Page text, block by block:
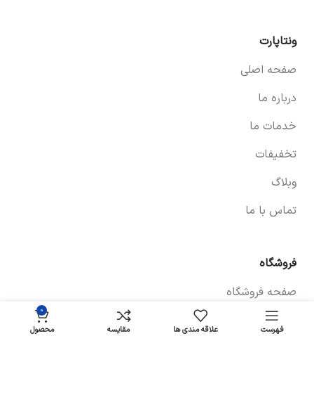
ونتاپارت
صفحه اصلی
درباره ما
خدمات ما
تخفیفات
وبلاگ
تماس با ما
فروشگاه
صفحه فروشگاه
شرایط پرداخت و ارسال
فهرست علاقه مندی ها مقایسه
0
محصول